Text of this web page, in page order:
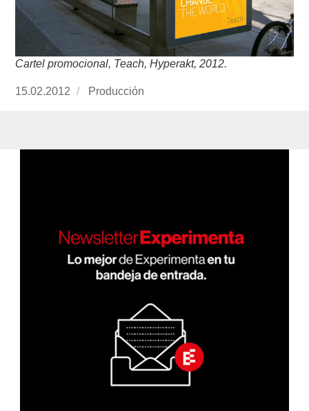
Cartel promocional, Teach, Hyperakt, 2012.
Publicado
15.02.2012 https://www.experimenta.es/author/
Producción